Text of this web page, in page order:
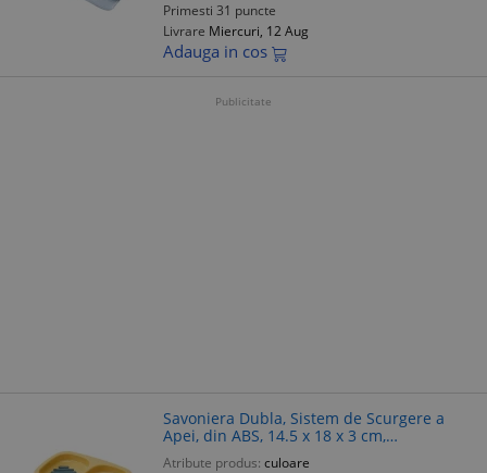
Primesti 31 puncte
Livrare Miercuri, 12 Aug
Adauga in cos
Publicitate
Savoniera Dubla, Sistem de Scurgere a
Apei, din ABS, 14.5 x 18 x 3 cm,
Albastru/Galben
Atribute produs: culoare